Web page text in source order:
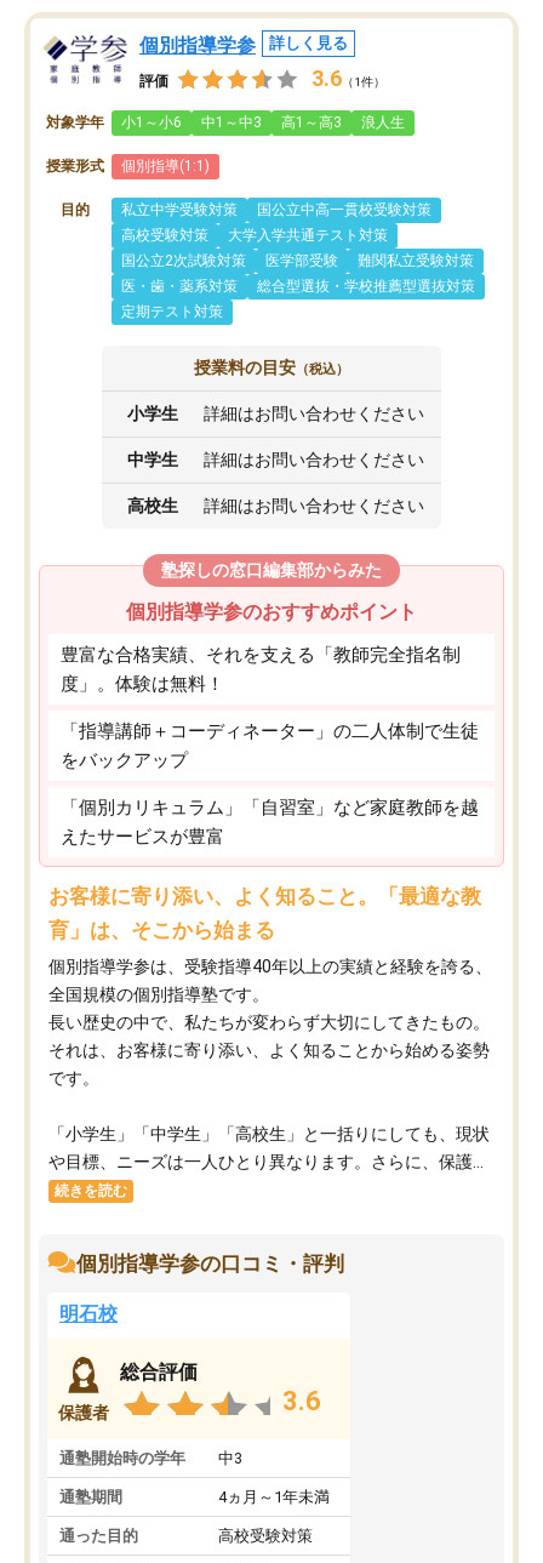
個別指導学参 詳しく見る
評価 3.6 （1件）
対象学年 小1～小6 中1～中3 高1～高3 浪人生
授業形式 個別指導(1:1)
目的 私立中学受験対策
国公立中高一貫校受験対策
高校受験対策
大学入学共通テスト対策
国公立2次試験対策
医学部受験
難関私立受験対策
医・歯・薬系対策
総合型選抜・学校推薦型選抜対策
定期テスト対策
授業料の目安 （税込）
小学生 詳細はお問い合わせください
中学生 詳細はお問い合わせください
高校生 詳細はお問い合わせください
塾探しの窓口編集部からみた
個別指導学参のおすすめポイント
豊富な合格実績、それを支える「教師完全指名制
度」。体験は無料！
「指導講師＋コーディネーター」の二人体制で生徒
をバックアップ
「個別カリキュラム」「自習室」など家庭教師を越
えたサービスが豊富
お客様に寄り添い、よく知ること。「最適な教
育」は、そこから始まる
個別指導学参は、受験指導40年以上の実績と経験を誇る、
全国規模の個別指導塾です。
長い歴史の中で、私たちが変わらず大切にしてきたもの。
それは、お客様に寄り添い、よく知ることから始める姿勢
です。
「小学生」「中学生」「高校生」と一括りにしても、現状
や目標、ニーズは一人ひとり異なります。さらに、保護...
続きを読む
個別指導学参の口コミ・評判
明石校
保護者
総合評価
3.6
通塾開始時の学年 中3
通塾期間 4ヵ月～1年未満
通った目的 高校受験対策